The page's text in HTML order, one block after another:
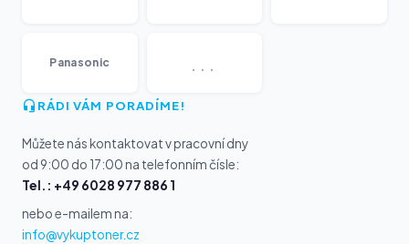
Panasonic ...
RÁDI VÁM PORADÍME!
Můžete nás kontaktovat v pracovní dny
od 9:00 do 17:00 na telefonním čísle:
Tel.: +49 6028 977 886 1
nebo e-mailem na:
info@vykuptoner.cz